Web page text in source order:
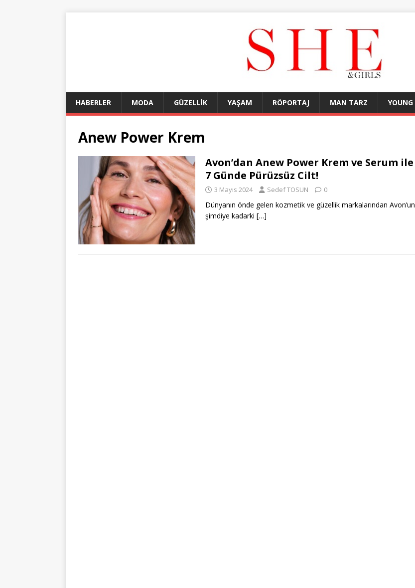
HABERLER MODA GÜZELLİK YAŞAM RÖPORTAJ MAN TARZ YOUNG
Anew Power Krem
Avon’dan Anew Power Krem ve Serum ile
7 Günde Pürüzsüz Cilt!
3 Mayıs 2024 Sedef TOSUN 0
Dünyanın önde gelen kozmetik ve güzellik markalarından Avon’un
şimdiye kadarki […]